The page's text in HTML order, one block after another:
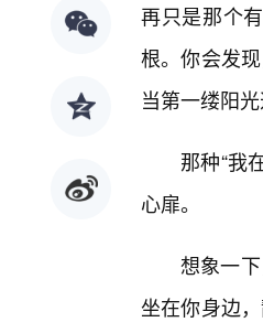
再只是那个
根。你会发
当第一缕阳
那种“我
心扉。
想象一
坐在你身边